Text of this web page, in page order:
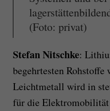
(Foto: privat)
Stefan Nitschke:
begehrtesten Rohstoffe
Leichtmetall wird in
für die Elektromobilität